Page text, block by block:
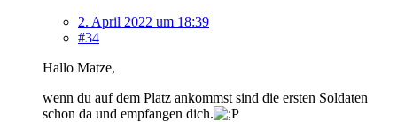
2. April 2022 um 18:39
#34
Hallo Matze,
wenn du auf dem Platz ankommst sind die ersten Soldaten
schon da und empfangen dich.